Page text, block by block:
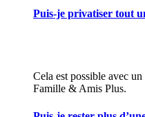
Puis-je privatiser tout
Cela est possible avec
Famille & Amis Plus.